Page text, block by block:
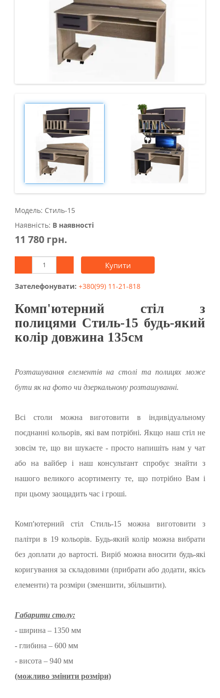
Модель: Стиль-15
Наявність: В наявності
11 780 грн.
Купити
Зателефонувати: +380(99) 11-21-818
Комп'ютерний стіл з
полицями Стиль-15 будь-який
колір довжина 135см
Розташування елементів на столі та полицях може
бути як на фото чи дзеркальному розташуванні.
Всі столи можна виготовити в індивідуальному
поєднанні кольорів, які вам потрібні. Якщо наш стіл не
зовсім те, що ви шукаєте - просто напишіть нам у чат
або на вайбер і наш консультант спробує знайти з
нашого великого асортименту те, що потрібно Вам і
при цьому заощадить час і гроші.
Комп'ютерний стіл Стиль-15 можна виготовити з
палітри в 19 кольорів. Будь-який колір можна вибрати
без доплати до вартості. Виріб можна вносити будь-які
коригування за складовими (прибрати або додати, якісь
елементи) та розміри (зменшити, збільшити).
Габарити столу:
- ширина – 1350 мм
- глибина – 600 мм
- висота – 940 мм
(можливо змінити розміри)